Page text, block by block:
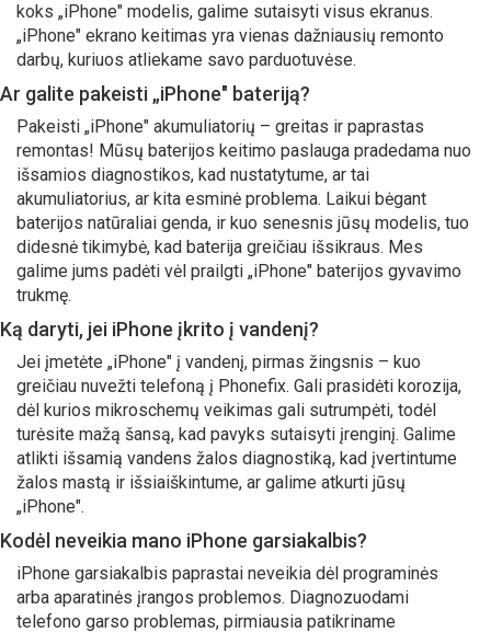
koks „iPhone" modelis, galime sutaisyti visus ekranus.
„iPhone" ekrano keitimas yra vienas dažniausių remonto
darbų, kuriuos atliekame savo parduotuvėse.
Ar galite pakeisti „iPhone" bateriją?
Pakeisti „iPhone" akumuliatorių – greitas ir paprastas
remontas! Mūsų baterijos keitimo paslauga pradedama nuo
išsamios diagnostikos, kad nustatytume, ar tai
akumuliatorius, ar kita esminė problema. Laikui bėgant
baterijos natūraliai genda, ir kuo senesnis jūsų modelis, tuo
didesnė tikimybė, kad baterija greičiau išsikraus. Mes
galime jums padėti vėl prailgti „iPhone" baterijos gyvavimo
trukmę.
Ką daryti, jei iPhone įkrito į vandenį?
Jei įmetėte „iPhone" į vandenį, pirmas žingsnis – kuo
greičiau nuvežti telefoną į Phonefix. Gali prasidėti korozija,
dėl kurios mikroschemų veikimas gali sutrumpėti, todėl
turėsite mažą šansą, kad pavyks sutaisyti įrenginį. Galime
atlikti išsamią vandens žalos diagnostiką, kad įvertintume
žalos mastą ir išsiaiškintume, ar galime atkurti jūsų
„iPhone".
Kodėl neveikia mano iPhone garsiakalbis?
iPhone garsiakalbis paprastai neveikia dėl programinės
arba aparatinės įrangos problemos. Diagnozuodami
telefono garso problemas, pirmiausia patikriname